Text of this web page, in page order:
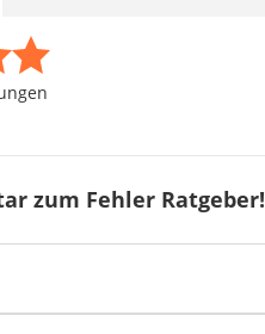
zum Fehler Ratgeber!